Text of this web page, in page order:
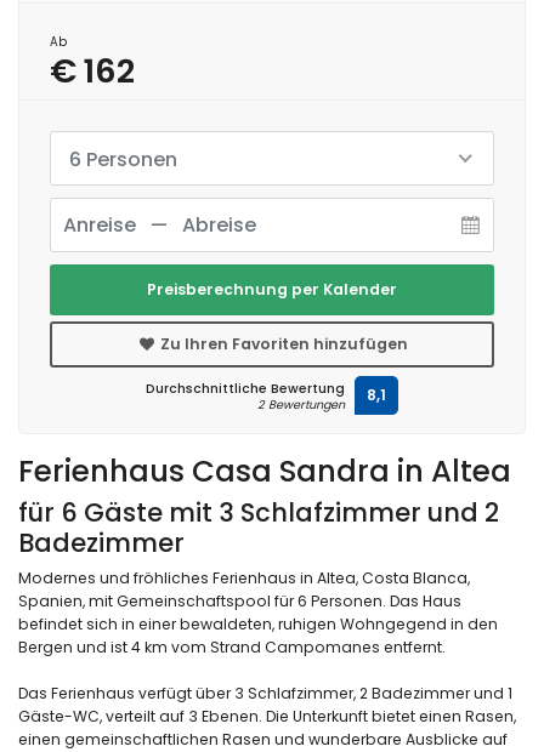
Ferienhaus Casa Sandra in Altea
für 6 Gäste mit 3 Schlafzimmer und 2
Badezimmer
Modernes und fröhliches Ferienhaus in Altea, Costa Blanca,
Spanien, mit Gemeinschaftspool für 6 Personen. Das Haus
befindet sich in einer bewaldeten, ruhigen Wohngegend in den
Bergen und ist 4 km vom Strand Campomanes entfernt.
Das Ferienhaus verfügt über 3 Schlafzimmer, 2 Badezimmer und 1
Gäste-WC, verteilt auf 3 Ebenen. Die Unterkunft bietet einen Rasen,
einen gemeinschaftlichen Rasen und wunderbare Ausblicke auf
Ab
€ 162
6 Personen
Preisberechnung per Kalender
Zu Ihren Favoriten hinzufügen
Durchschnittliche Bewertung
2 Bewertungen 8,1